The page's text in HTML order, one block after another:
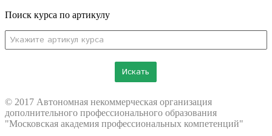
Поиск курса по артикулу
Искать
© 2017 Автономная некоммерческая организация
дополнительного профессионального образования
"Московская академия профессиональных компетенций"